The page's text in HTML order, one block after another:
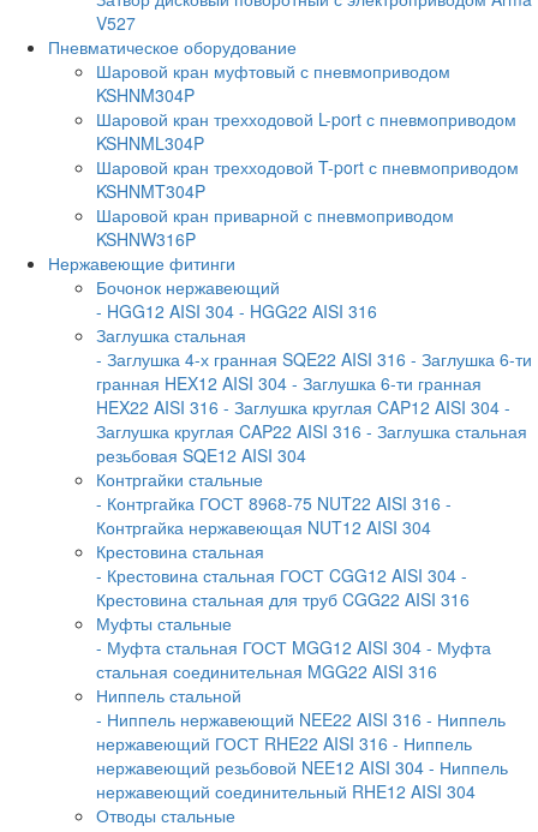
V527
Пневматическое оборудование
Шаровой кран муфтовый с пневмоприводом
KSHNM304P
Шаровой кран трехходовой L-port с пневмоприводом
KSHNML304P
Шаровой кран трехходовой T-port с пневмоприводом
KSHNMT304P
Шаровой кран приварной с пневмоприводом
KSHNW316P
Нержавеющие фитинги
Бочонок нержавеющий
- HGG12 AISI 304 - HGG22 AISI 316
Заглушка стальная
- Заглушка 4-х гранная SQE22 AISI 316 - Заглушка 6-ти
гранная HEX12 AISI 304 - Заглушка 6-ти гранная
HEX22 AISI 316 - Заглушка круглая CAP12 AISI 304 -
Заглушка круглая CAP22 AISI 316 - Заглушка стальная
резьбовая SQE12 AISI 304
Контргайки стальные
- Контргайка ГОСТ 8968-75 NUT22 AISI 316 -
Контргайка нержавеющая NUT12 AISI 304
Крестовина стальная
- Крестовина стальная ГОСТ CGG12 AISI 304 -
Крестовина стальная для труб CGG22 AISI 316
Муфты стальные
- Муфта стальная ГОСТ MGG12 AISI 304 - Муфта
стальная соединительная MGG22 AISI 316
Ниппель стальной
- Ниппель нержавеющий NEE22 AISI 316 - Ниппель
нержавеющий ГОСТ RHE22 AISI 316 - Ниппель
нержавеющий резьбовой NEE12 AISI 304 - Ниппель
нержавеющий соединительный RHE12 AISI 304
Отводы стальные